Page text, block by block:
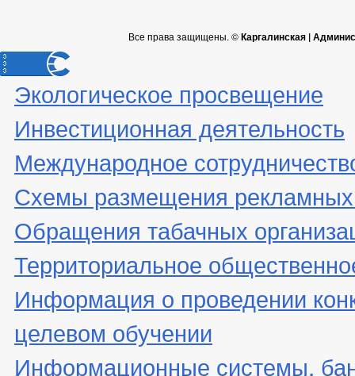
Все права защищены. ©Каргалинская |
Экологическое просвещение
Инвестиционная деятельность
Международное
Схемы размещения рекламных
Обращения табачных
Территориальное
Информация о проведении
целевом обучении
Информационные системы,